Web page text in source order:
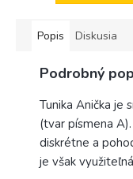
Popis Diskusia
Podrobný
Tunika Anička je
(tvar písmena
diskrétne a
je však